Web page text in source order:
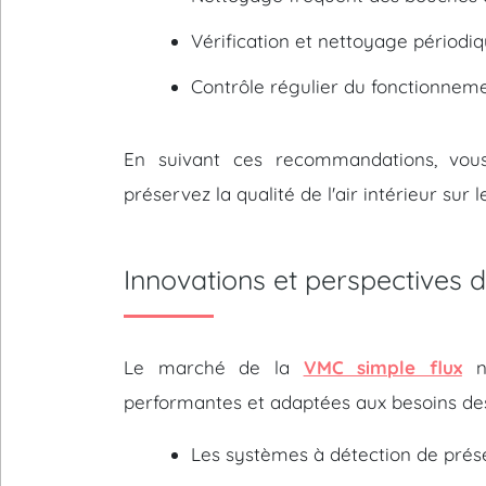
Vérification et nettoyage
Contrôle régulier du
En suivant ces recommandations,
préservez la qualité de l'air intérieur sur
Innovations et perspectives
Le marché de la VMC simple flux
performantes et adaptées aux besoins
Les systèmes à détection de